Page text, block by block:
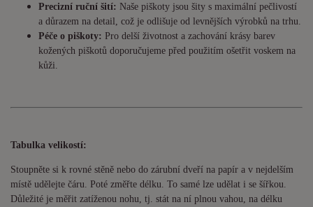
Precizní ruční šití: Naše piškoty jsou šity s maximální pečlivostí
a důrazem na detail, což je odlišuje od levnějších výrobků na trhu.
Péče o piškoty: Pro delší životnost a zachování krásy barev
kožených piškotů doporučujeme před použitím ošetřit voskem na
kůži.
Tabulka velikostí:
Stoupněte si k rovné stěně nebo do zárubní dveří na papír a v nejdelším
místě udělejte čáru. Poté změřte délku. To samé lze udělat i se šířkou.
Důležité je měřit zatíženou nohu, tj. stát na ní plnou vahou, na délku